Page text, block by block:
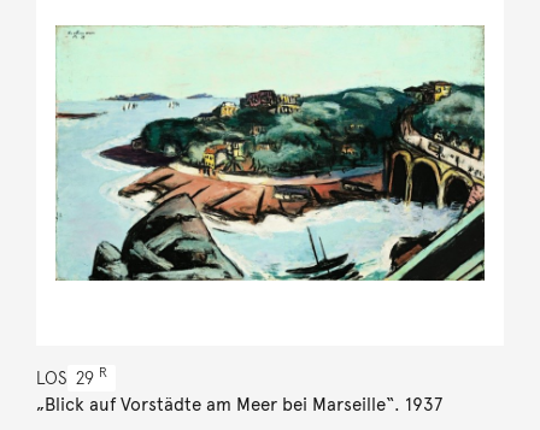
LOS 29 R
„Blick auf Vorstädte am Meer bei Marseille“. 1937